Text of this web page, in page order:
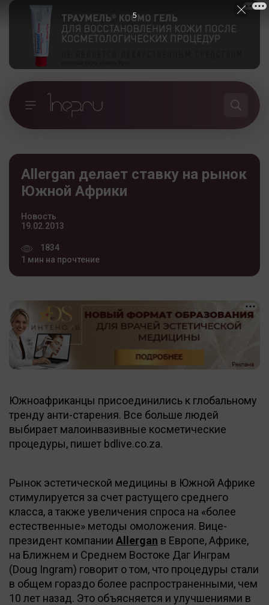
Allergan делает ставку на рынок
Южной Африки
Новость
19.02.2013
1834
1 мин на прочтение
Южноафриканцы присоединились к глобальному
тренду анти-старения. Все больше людей
выбирает малоинвазивные косметические
процедуры, пишет bdlive.co.za.
Рынок эстетической медицины в Южной Африке
стимулируется за счет растущего среднего
класса, а также увеличения спроса на «более
естественные» методы омоложения. Вице-
президент компании Allergan в Европе, Африке,
на Ближнем и Среднем Востоке Даг Инграм
(Doug Ingram) говорит о том, что процедуры стали
в общем гораздо более распространенными, чем
10 лет назад. Это объясняется и улучшениями в
5